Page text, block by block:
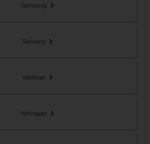
Samsung
Siemens
Vestfrost
Whirlpool